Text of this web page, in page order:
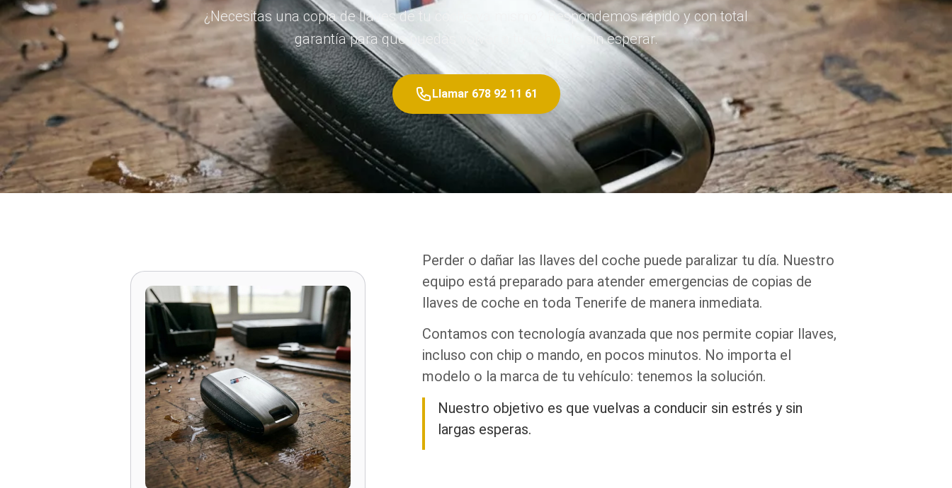
¿Necesitas una copia de llaves de tu coche ya mismo? Respondemos rápido y con total
garantía para que puedas volver a tu vehículo sin esperar.
Llamar 678 92 11 61
Perder o dañar las llaves del coche puede paralizar tu día. Nuestro
equipo está preparado para atender emergencias de copias de
llaves de coche en toda Tenerife de manera inmediata.
Contamos con tecnología avanzada que nos permite copiar llaves,
incluso con chip o mando, en pocos minutos. No importa el
modelo o la marca de tu vehículo: tenemos la solución.
Nuestro objetivo es que vuelvas a conducir sin estrés y sin
largas esperas.